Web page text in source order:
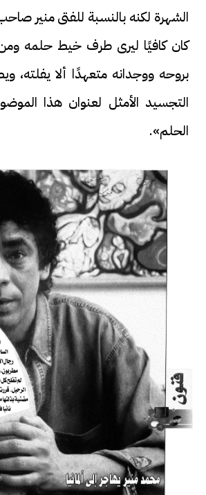
كان كافيًا ليرى طرف خيط حلمه
بروحه ووجدانه متعهدًا ألا يفلته،
التجسيد الأمثل لعنوان هذا
الحلم».